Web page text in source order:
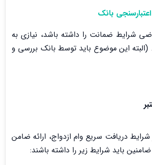
بانک
شرایط ضمانت را داشته باشد، نیازی به
(البته این موضوع باید توسط بانک بررسی و
دریافت سریع وام ازدواج، ارائه ضامن
باید شرایط زیر را داشته باشند: